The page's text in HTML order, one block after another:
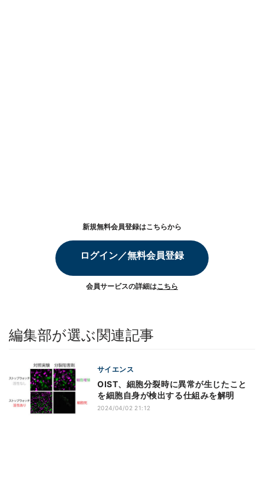
新規無料会員登録はこちらから
ログイン／無料会員登録
会員サービスの詳細はこちら
編集部が選ぶ関連記事
サイエンス
OIST、細胞分裂時に異常が生じたこと
を細胞自身が検出する仕組みを解明
2024/04/02 21:12